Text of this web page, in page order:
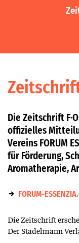
Die Zeitschrift
offizielles
Vereins FORUM
für Förderung,
Aromatherapie,
FORUM-
Die Zeitschrift
Der Stadelmann